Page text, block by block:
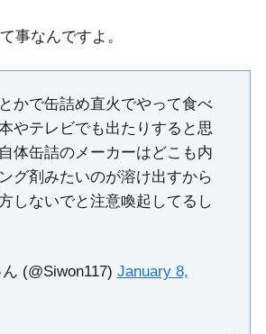
事なんですよ。
かで缶詰め直火でやって食べ
やテレビでも出たりすると思
体缶詰のメーカーはどこも内
グ剤みたいのが溶け出すから
しないでと注意喚起してるし
(@Siwon117) January 8,